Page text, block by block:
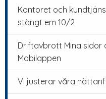
Kontoret och
stängt em 10/2
Driftavbrott Mina sidor
Mobilappen
Vi justerar våra